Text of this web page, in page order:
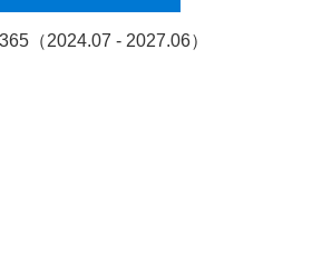
（2024.07 - 2027.06）